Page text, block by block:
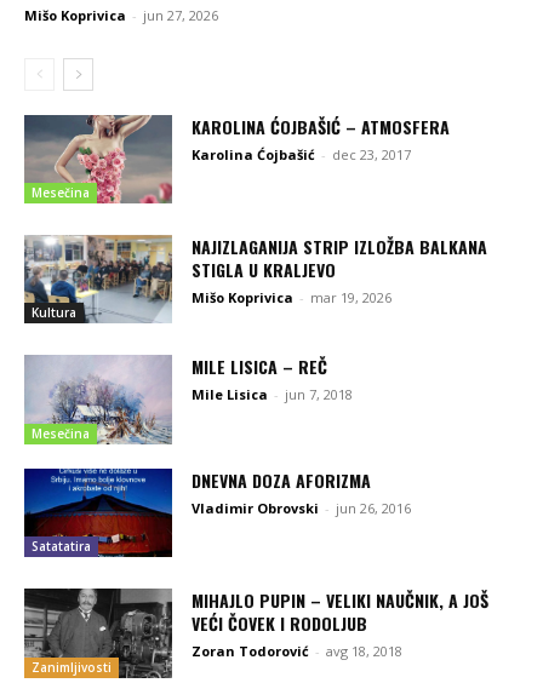
Mišo Koprivica - jun 27, 2026
Mesečina
KAROLINA ĆOJBAŠIĆ – ATMOSFERA
Karolina Ćojbašić - dec 23, 2017
Kultura
NAJIZLAGANIJA STRIP IZLOŽBA BALKANA
STIGLA U KRALJEVO
Mišo Koprivica - mar 19, 2026
Mesečina
MILE LISICA – REČ
Mile Lisica - jun 7, 2018
Satatatira
DNEVNA DOZA AFORIZMA
Vladimir Obrovski - jun 26, 2016
Zanimljivosti
MIHAJLO PUPIN – VELIKI NAUČNIK, A JOŠ
VEĆI ČOVEK I RODOLJUB
Zoran Todorović - avg 18, 2018